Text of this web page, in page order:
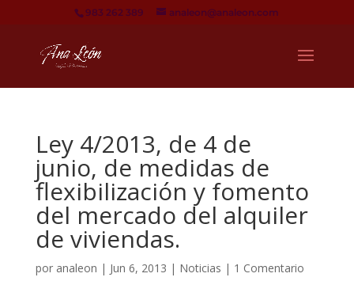
983 262 389 analeon@analeon.com
Ley 4/2013, de 4 de
junio, de medidas de
flexibilización y fomento
del mercado del alquiler
de viviendas.
por analeon | Jun 6, 2013 | Noticias | 1 Comentario